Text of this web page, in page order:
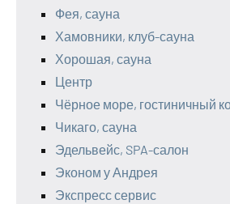
Фея, сауна
Хамовники, клуб-сауна
Хорошая, сауна
Центр
Чёрное море, гостиничный
Чикаго, сауна
Эдельвейс, SPA-салон
Эконом у Андрея
Экспресс сервис